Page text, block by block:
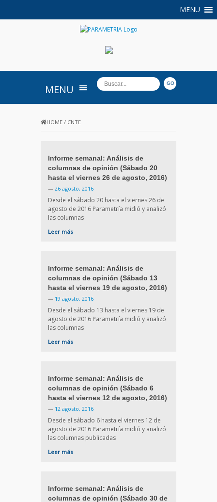
MENU
PARAMETRIA
MENU
HOME / CNTE
Informe semanal: Análisis de
columnas de opinión (Sábado 20
hasta el viernes 26 de agosto, 2016)
— 26 agosto, 2016
Desde el sábado 20 hasta el viernes 26 de
agosto de 2016 Parametría midió y analizó
las columnas
Leer más
Informe semanal: Análisis de
columnas de opinión (Sábado 13
hasta el viernes 19 de agosto, 2016)
— 19 agosto, 2016
Desde el sábado 13 hasta el viernes 19 de
agosto de 2016 Parametría midió y analizó
las columnas
Leer más
Informe semanal: Análisis de
columnas de opinión (Sábado 6
hasta el viernes 12 de agosto, 2016)
— 12 agosto, 2016
Desde el sábado 6 hasta el viernes 12 de
agosto de 2016 Parametría midió y analizó
las columnas publicadas
Leer más
Informe semanal: Análisis de
columnas de opinión (Sábado 30 de